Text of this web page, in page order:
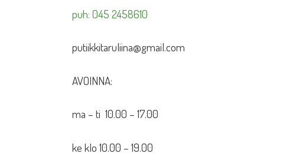
puh: 045 2458610
putiikkitaruliina@gmail.com
AVOINNA:
ma – ti 10.00 – 17.00
ke klo 10.00 – 19.00